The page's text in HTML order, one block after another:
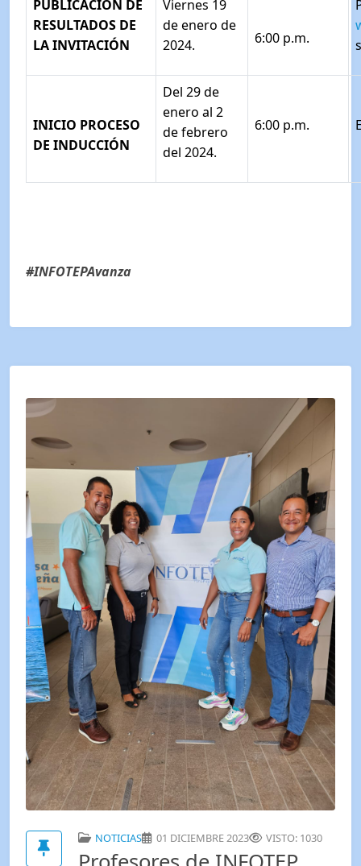
PUBLICACIÓN DE
RESULTADOS DE
LA INVITACIÓN
Viernes 19
de enero de
2024.
6:00 p.m.
INICIO PROCESO
DE INDUCCIÓN
Del 29 de
enero al 2
de febrero
del 2024.
6:00 p.m.
#INFOTEPAvanza
NOTICIAS 01 DICIEMBRE 2023 VISTO: 1030